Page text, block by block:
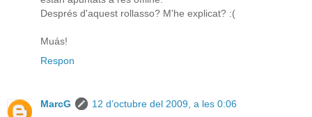
Després d'aquest rollasso? M'he explicat? :(
Muás!
Respon
MarcG
12 d’octubre del 2009, a les 0:06